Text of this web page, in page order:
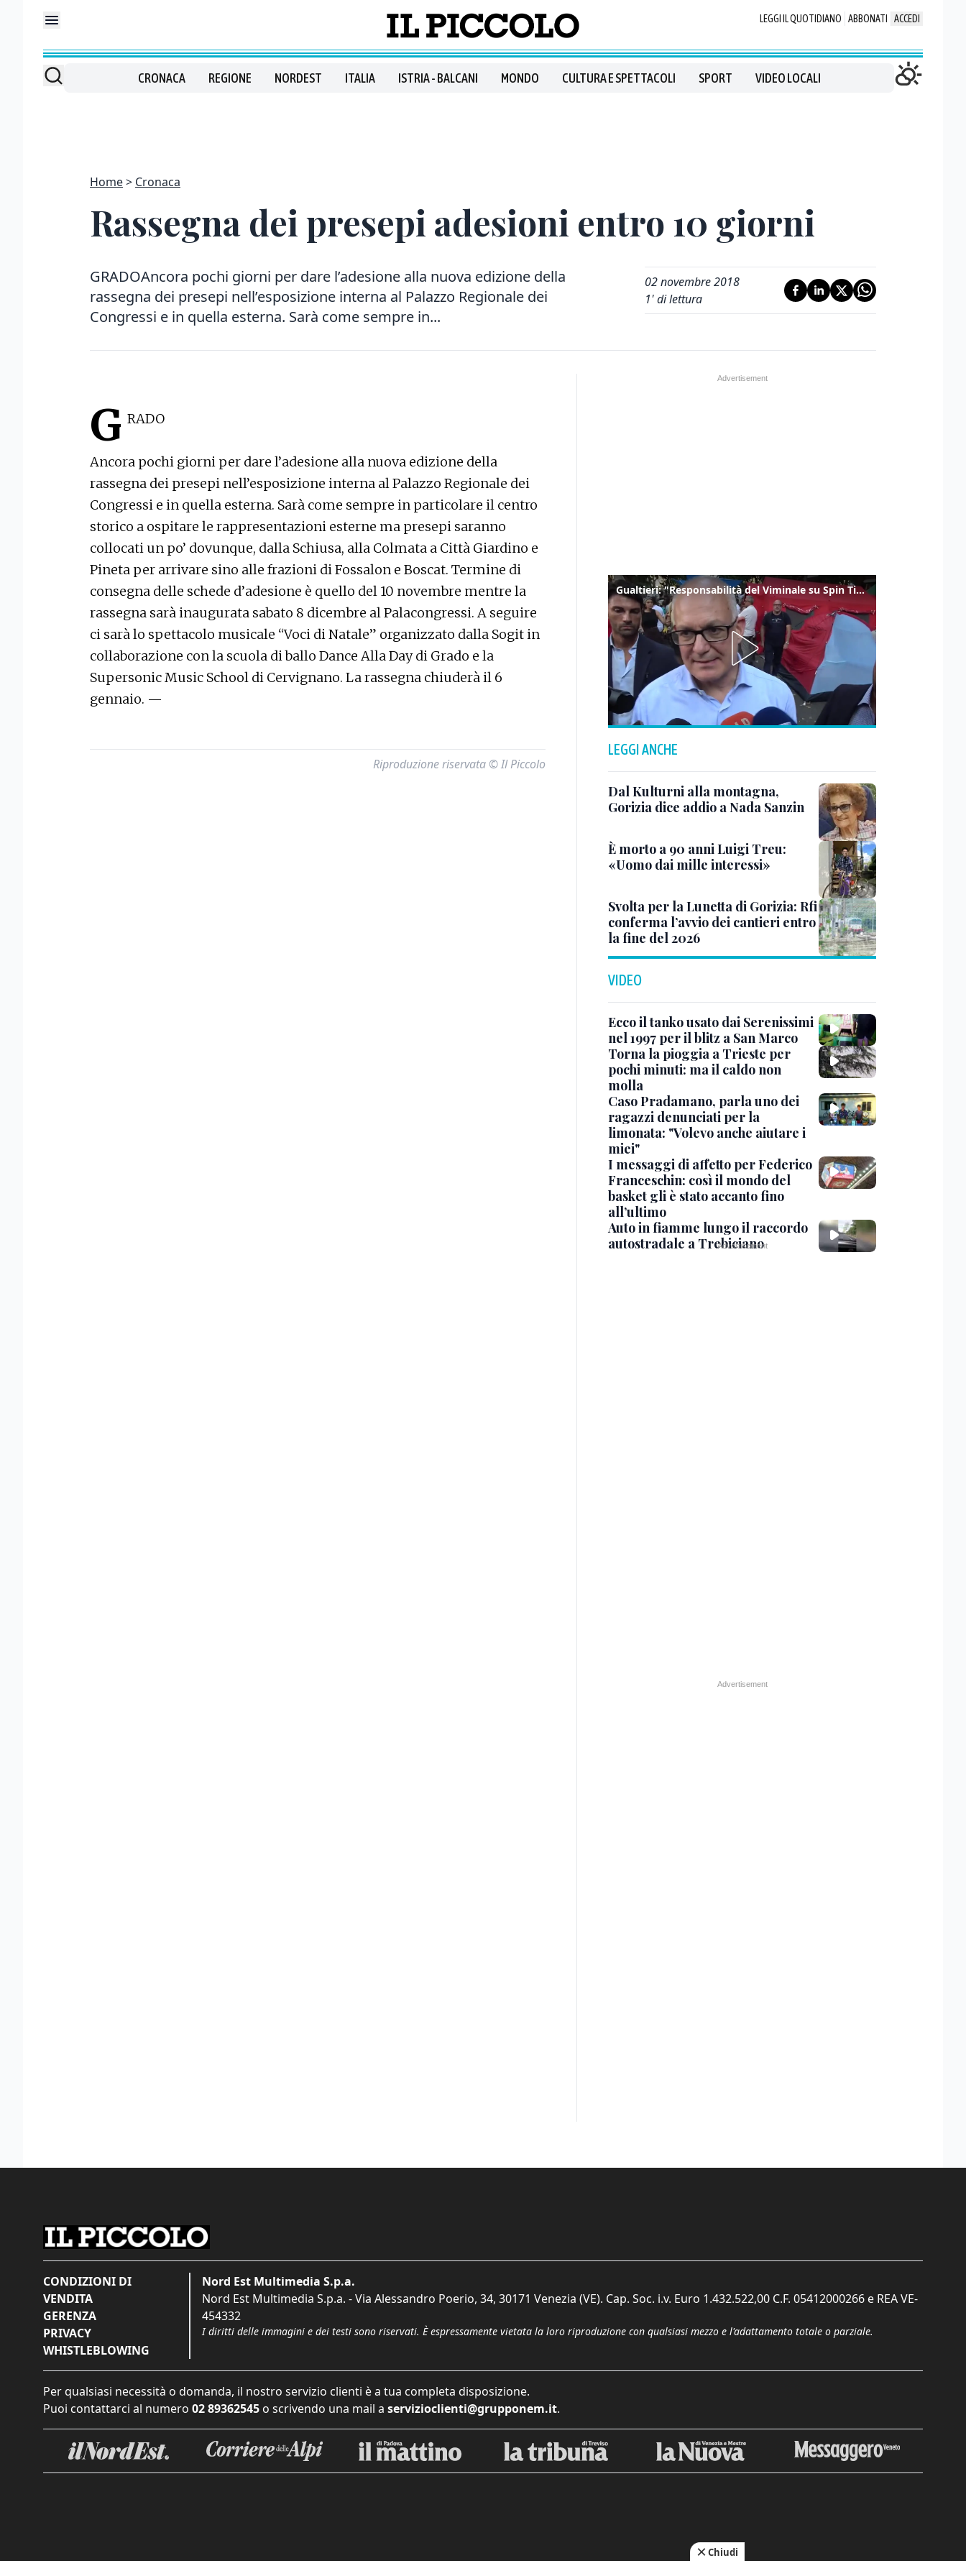
LEGGI IL QUOTIDIANO ABBONATI ACCEDI
CRONACA REGIONE NORDEST ITALIA ISTRIA - BALCANI MONDO CULTURA E SPETTACOLI SPORT VIDEO LOCALI
Home Cronaca
Rassegna dei presepi adesioni entro 10 giorni
GRADOAncora pochi giorni per dare l’adesione alla nuova edizione della
rassegna dei presepi nell’esposizione interna al Palazzo Regionale dei
Congressi e in quella esterna. Sarà come sempre in...
02 novembre 2018
1' di lettura
G RADO
Ancora pochi giorni per dare l’adesione alla nuova edizione della
rassegna dei presepi nell’esposizione interna al Palazzo Regionale dei
Congressi e in quella esterna. Sarà come sempre in particolare il centro
storico a ospitare le rappresentazioni esterne ma presepi saranno
collocati un po’ dovunque, dalla Schiusa, alla Colmata a Città Giardino e
Pineta per arrivare sino alle frazioni di Fossalon e Boscat. Termine di
consegna delle schede d’adesione è quello del 10 novembre mentre la
rassegna sarà inaugurata sabato 8 dicembre al Palacongressi. A seguire
ci sarà lo spettacolo musicale “Voci di Natale” organizzato dalla Sogit in
collaborazione con la scuola di ballo Dance Alla Day di Grado e la
Supersonic Music School di Cervignano. La rassegna chiuderà il 6
gennaio. —
Riproduzione riservata © Il Piccolo
Gualtieri: "Responsabilità del Viminale su Spin Time? La posizione dei partiti è nota"
LEGGI ANCHE
Dal Kulturni alla montagna,
Gorizia dice addio a Nada Sanzin
È morto a 90 anni Luigi Treu:
«Uomo dai mille interessi»
Svolta per la Lunetta di Gorizia: Rfi
conferma l’avvio dei cantieri entro
la fine del 2026
VIDEO
Ecco il tanko usato dai Serenissimi
nel 1997 per il blitz a San Marco
Torna la pioggia a Trieste per
pochi minuti: ma il caldo non
molla
Caso Pradamano, parla uno dei
ragazzi denunciati per la
limonata: "Volevo anche aiutare i
miei"
I messaggi di affetto per Federico
Franceschin: così il mondo del
basket gli è stato accanto fino
all’ultimo
Auto in fiamme lungo il raccordo
autostradale a Trebiciano
CONDIZIONI DI
VENDITA
GERENZA
PRIVACY
WHISTLEBLOWING
Nord Est Multimedia S.p.a.
Nord Est Multimedia S.p.a. - Via Alessandro Poerio, 34, 30171 Venezia (VE). Cap. Soc. i.v. Euro 1.432.522,00 C.F. 05412000266 e REA VE-
454332
I diritti delle immagini e dei testi sono riservati. È espressamente vietata la loro riproduzione con qualsiasi mezzo e l'adattamento totale o parziale.
Per qualsiasi necessità o domanda, il nostro servizio clienti è a tua completa disposizione.
Puoi contattarci al numero 02 89362545 o scrivendo una mail a servizioclienti@grupponem.it.
Chiudi